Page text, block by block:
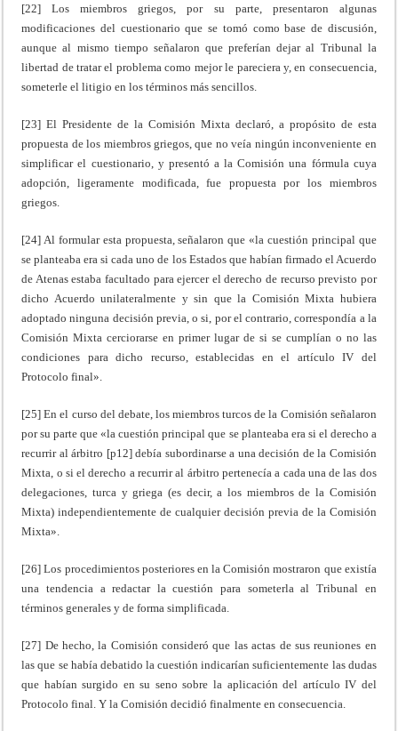
[22] Los miembros griegos, por su parte, presentaron algunas
modificaciones del cuestionario que se tomó como base de discusión,
aunque al mismo tiempo señalaron que preferían dejar al Tribunal la
libertad de tratar el problema como mejor le pareciera y, en consecuencia,
someterle el litigio en los términos más sencillos.
[23] El Presidente de la Comisión Mixta declaró, a propósito de esta
propuesta de los miembros griegos, que no veía ningún inconveniente en
simplificar el cuestionario, y presentó a la Comisión una fórmula cuya
adopción, ligeramente modificada, fue propuesta por los miembros
griegos.
[24] Al formular esta propuesta, señalaron que «la cuestión principal que
se planteaba era si cada uno de los Estados que habían firmado el Acuerdo
de Atenas estaba facultado para ejercer el derecho de recurso previsto por
dicho Acuerdo unilateralmente y sin que la Comisión Mixta hubiera
adoptado ninguna decisión previa, o si, por el contrario, correspondía a la
Comisión Mixta cerciorarse en primer lugar de si se cumplían o no las
condiciones para dicho recurso, establecidas en el artículo IV del
Protocolo final».
[25] En el curso del debate, los miembros turcos de la Comisión señalaron
por su parte que «la cuestión principal que se planteaba era si el derecho a
recurrir al árbitro [p12] debía subordinarse a una decisión de la Comisión
Mixta, o si el derecho a recurrir al árbitro pertenecía a cada una de las dos
delegaciones, turca y griega (es decir, a los miembros de la Comisión
Mixta) independientemente de cualquier decisión previa de la Comisión
Mixta».
[26] Los procedimientos posteriores en la Comisión mostraron que existía
una tendencia a redactar la cuestión para someterla al Tribunal en
términos generales y de forma simplificada.
[27] De hecho, la Comisión consideró que las actas de sus reuniones en
las que se había debatido la cuestión indicarían suficientemente las dudas
que habían surgido en su seno sobre la aplicación del artículo IV del
Protocolo final. Y la Comisión decidió finalmente en consecuencia.